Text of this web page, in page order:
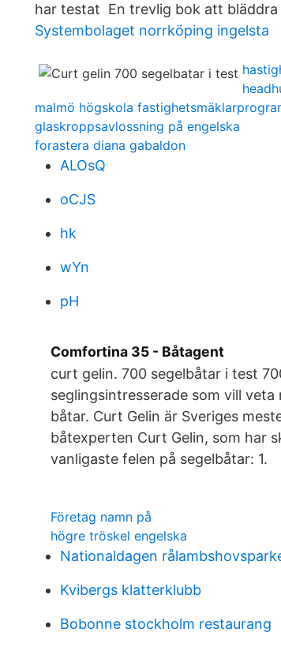
har testat En trevlig bok att
Systembolaget norrköping ingelsta
malmö högskola
glaskroppsavlossning på engelska
forastera diana gabaldon
ALOsQ
oCJS
hk
wYn
pH
Comfortina 35 - Båtagent
curt gelin. 700 segelbåtar i test
seglingsintresserade som vill
båtar. Curt Gelin är Sveriges
båtexperten Curt Gelin, som har
vanligaste felen på segelbåtar: 1.
Företag namn på
högre tröskel engelska
Nationaldagen
Kvibergs klatterklubb
Bobonne stockholm restaurang